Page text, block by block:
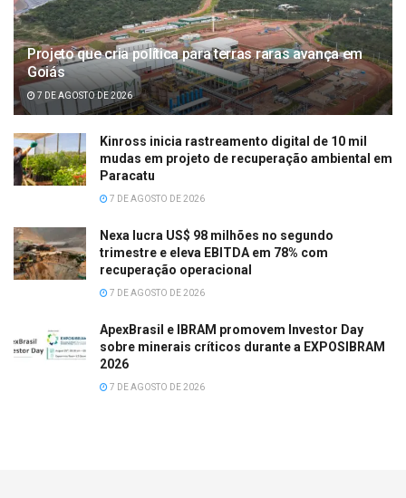
Projeto que cria política para terras raras avança em
Goiás
7 DE AGOSTO DE 2026
Kinross inicia rastreamento digital de 10 mil
mudas em projeto de recuperação ambiental em
Paracatu
7 DE AGOSTO DE 2026
Nexa lucra US$ 98 milhões no segundo
trimestre e eleva EBITDA em 78% com
recuperação operacional
7 DE AGOSTO DE 2026
ApexBrasil e IBRAM promovem Investor Day
sobre minerais críticos durante a EXPOSIBRAM
2026
7 DE AGOSTO DE 2026